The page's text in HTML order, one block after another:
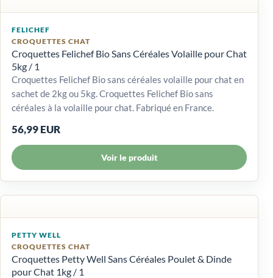
FELICHEF
CROQUETTES CHAT
Croquettes Felichef Bio Sans Céréales Volaille pour Chat
5kg / 1
Croquettes Felichef Bio sans céréales volaille pour chat en
sachet de 2kg ou 5kg. Croquettes Felichef Bio sans
céréales à la volaille pour chat. Fabriqué en France.
56,99 EUR
Voir le produit
PETTY WELL
CROQUETTES CHAT
Croquettes Petty Well Sans Céréales Poulet & Dinde
pour Chat 1kg / 1